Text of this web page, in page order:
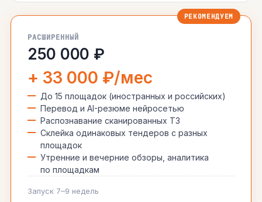
РАСШИРЕННЫЙ
250 000 ₽
+ 33 000 ₽/мес
До 15 площадок (иностранных и российских)
Перевод и AI-резюме нейросетью
Распознавание сканированных ТЗ
Склейка одинаковых тендеров с разных
площадок
Утренние и вечерние обзоры, аналитика
по площадкам
Запуск 7–9 недель